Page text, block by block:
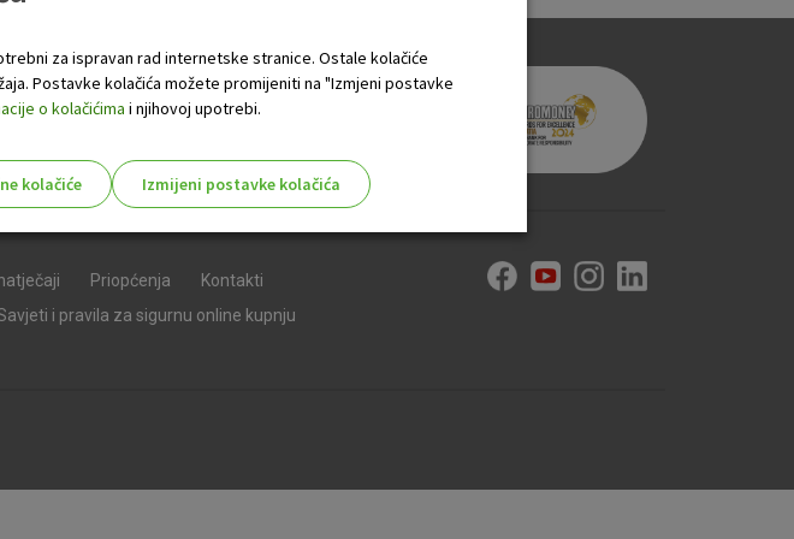
Priopćenja
Kontakti
i pravila za sigurnu online kupnju
za ispravan rad internetske stranice. Ostale kolačiće
Postavke kolačića možete promijeniti na "Izmjeni postavke
o kolačićima i njihovoj upotrebi.
kolačiće
Izmijeni postavke kolačića
slučaju neki dijelovi stranice neće raditi. Ti kolačići ne